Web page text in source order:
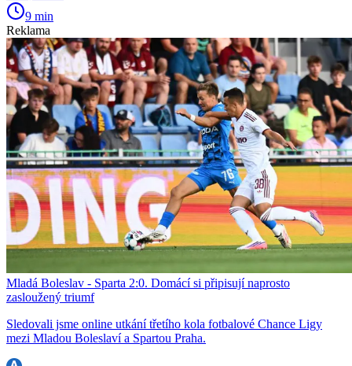
9 min
Reklama
Mladá Boleslav - Sparta 2:0. Domácí si připisují naprosto
zasloužený triumf
Sledovali jsme online utkání třetího kola fotbalové Chance Ligy
mezi Mladou Boleslaví a Spartou Praha.